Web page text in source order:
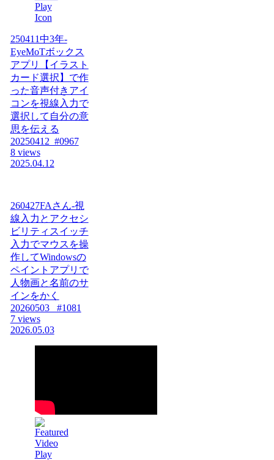
250411中3年-
EyeMoTボックス
アプリ【イラスト
カード選択】で作
った音声付きアイ
コンを視線入力で
選択して自分の意
思を伝える
20250412_#0967
8 views
2025.04.12
260427FAさん-視
線入力とアクセシ
ビリティスイッチ
入力でマウスを操
作してWindowsの
ペイントアプリで
人物画と名前のサ
インをかく
20260503_ #1081
7 views
2026.05.03